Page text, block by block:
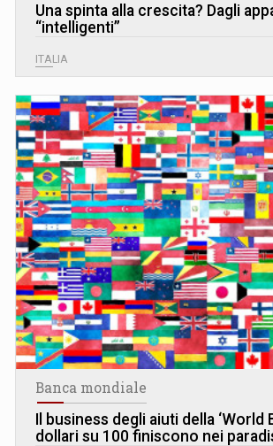
Una spinta alla crescita? Dagli
“intelligenti”
ITALIA
Banca mondiale
Il business degli aiuti della ‘World
dollari su 100 finiscono nei